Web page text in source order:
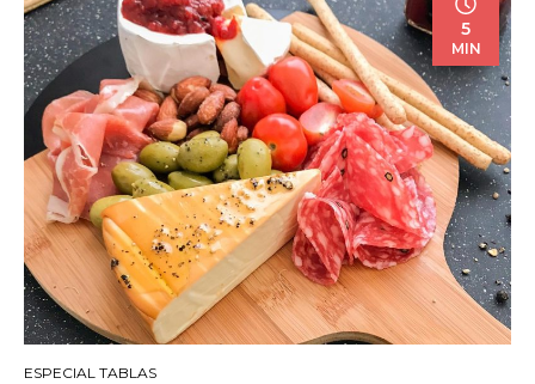
5
MIN
ESPECIAL TABLAS